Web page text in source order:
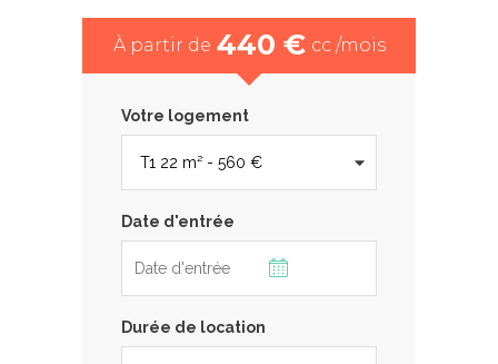
À partir de 440 € cc /mois
Votre logement
Date d'entrée
Durée de location